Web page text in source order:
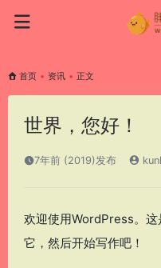
首页 • 资讯 • 正文
世界，您好！
7年前 (2019)发布
欢迎使用WordPress。
它，然后开始写作吧！